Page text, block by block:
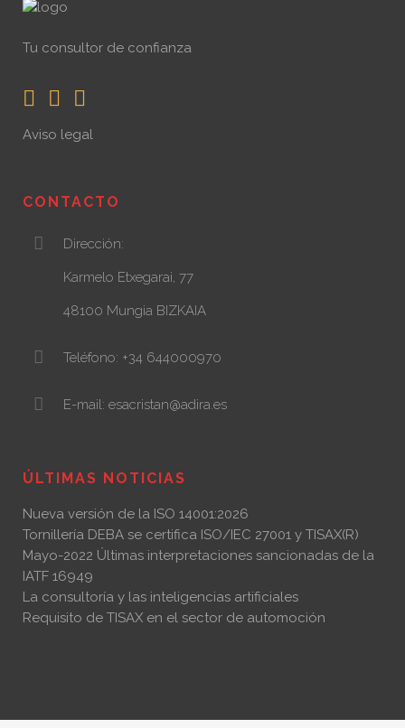
Tu consultor de confianza
Aviso legal
CONTACTO
Dirección:
Karmelo Etxegarai, 77
48100 Mungia BIZKAIA
Teléfono: +34 644000970
E-mail: esacristan@adira.es
ÚLTIMAS NOTICIAS
Nueva versión de la ISO 14001:2026
Tornillería DEBA se certifica ISO/IEC 27001 y TISAX(R)
Mayo-2022 Últimas interpretaciones sancionadas de la
IATF 16949
La consultoría y las inteligencias artificiales
Requisito de TISAX en el sector de automoción